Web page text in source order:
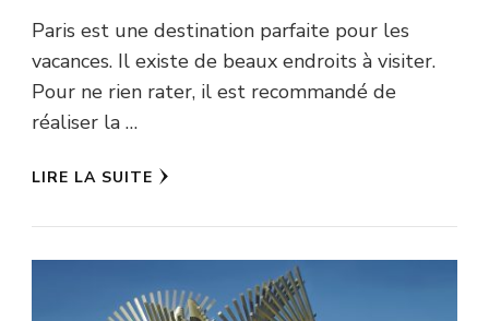
Paris est une destination parfaite pour les
vacances. Il existe de beaux endroits à visiter.
Pour ne rien rater, il est recommandé de
réaliser la …
LIRE LA SUITE